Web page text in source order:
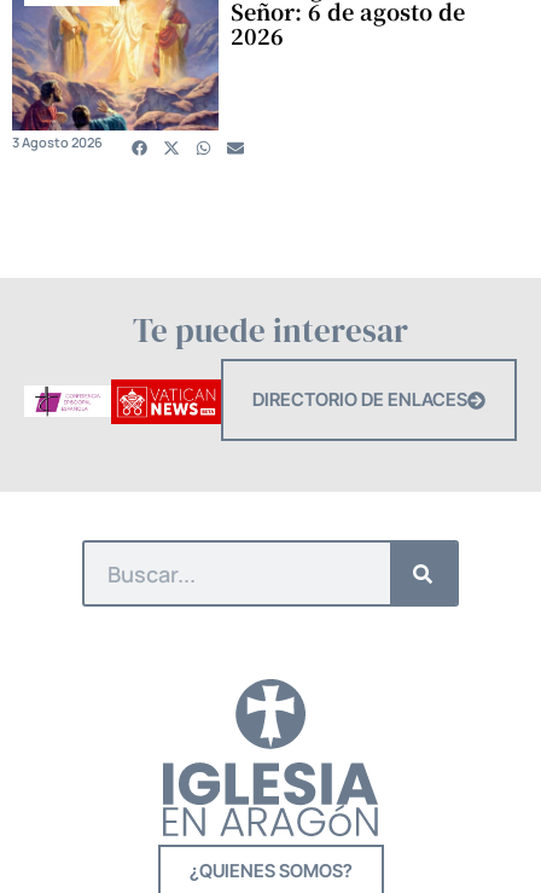
Señor: 6 de agosto de
2026
3 Agosto 2026
Te puede interesar
DIRECTORIO DE ENLACES
¿QUIENES SOMOS?